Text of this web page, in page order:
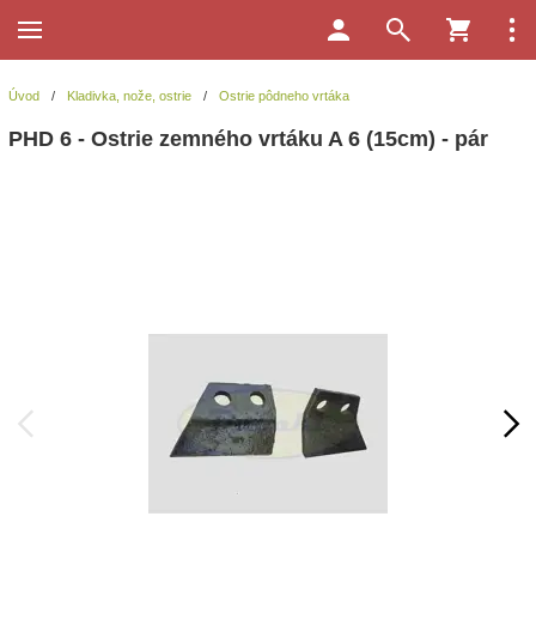
Úvod / Kladivka, nože, ostrie / Ostrie pôdneho vrtáka
PHD 6 - Ostrie zemného vrtáku A 6 (15cm) - pár